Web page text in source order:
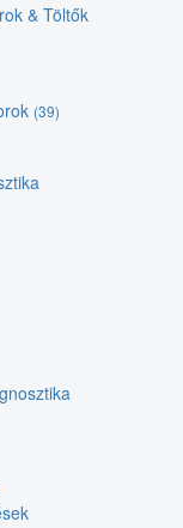
& Töltők
(39)